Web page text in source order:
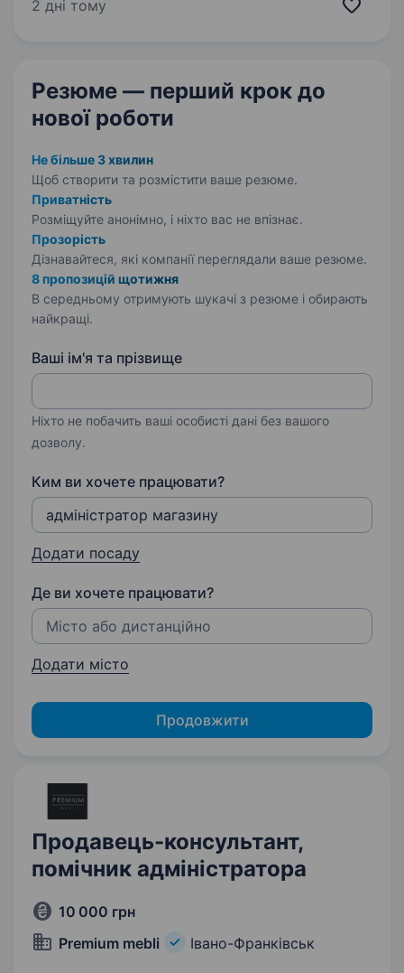
2 дні тому
Резюме — перший крок до
нової роботи
Не більше 3 хвилин
Щоб створити та розмістити ваше резюме.
Приватність
Розміщуйте анонімно, і ніхто вас не впізнає.
Прозорість
Дізнавайтеся, які компанії переглядали ваше резюме.
8 пропозицій щотижня
В середньому отримують шукачі з резюме і обирають
найкращі.
Ваші ім'я та прізвище
Ніхто не побачить ваші особисті дані без вашого
дозволу.
Ким ви хочете працювати?
Додати посаду
Де ви хочете працювати?
Додати місто
Продовжити
Продавець-консультант,
помічник адміністратора
10 000 грн
Premium mebli
Івано-Франківськ